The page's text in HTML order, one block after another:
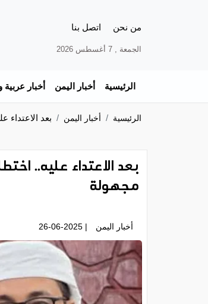
من نحن اتصل بنا
الجمعة , 7 أغسطس 2026
الرئيسية أخبار اليمن أخبار عربية
الرئيسية أخبار اليمن بعد
بعد الاعتداء عليه..
مجهولة
أخبار اليمن | 26-06-2025